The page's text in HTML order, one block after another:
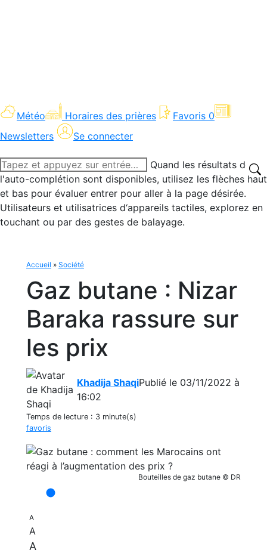
Météo Horaires des prières Favoris 0
Newsletters
Se connecter
Recherche
:
Quand les résultats de
l'auto-complétion sont disponibles, utilisez les flèches haut
et bas pour évaluer entrer pour aller à la page désirée.
Utilisateurs et utilisatrices d‘appareils tactiles, explorez en
touchant ou par des gestes de balayage.
Accueil » Société
Gaz butane : Nizar
Baraka rassure sur
les prix
Khadija ShaqiPublié le 03/11/2022 à
16:02
Temps de lecture : 3 minute(s)
favoris
Bouteilles de gaz butane © DR
A
A
A